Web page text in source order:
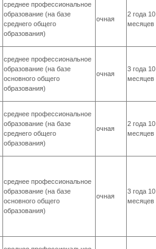
среднее профессиональное
образование (на базе
среднего общего
образования)
очная
2 года 10
месяцев
среднее профессиональное
образование (на базе
основного общего
образования)
очная
3 года 10
месяцев
среднее профессиональное
образование (на базе
среднего общего
образования)
очная
2 года 10
месяцев
среднее профессиональное
образование (на базе
основного общего
образования)
очная
3 года 10
месяцев